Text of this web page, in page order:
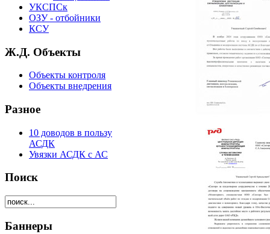
УКСПСк
ОЗУ - отбойники
КСУ
Ж.Д. Объекты
Объекты контроля
Объекты внедрения
Разное
10 доводов в пользу
АСДК
Увязки АСДК с АС
Поиск
Баннеры